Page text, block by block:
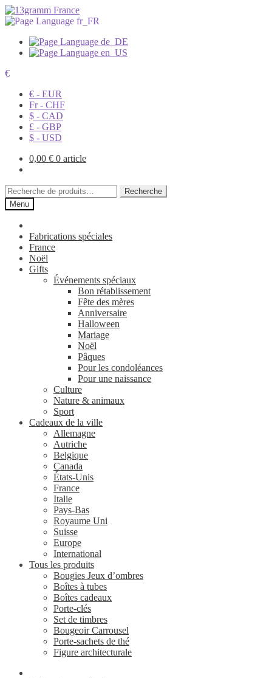
€
€ - EUR
Fr - CHF
$ - CAD
£ - GBP
$ - USD
0,00 € 0 article
Recherche
pour :
Recherche
Menu
Fabrications spéciales
France
Noël
Gifts
Événements spéciaux
Bon rétablissement
Fête des mères
Anniversaire
Halloween
Mariage
Noël
Pâques
Pour les condoléances
Pour une naissance
Culture
Nature & animaux
Sport
Cadeaux de la ville
Allemagne
Autriche
Belgique
Canada
États-Unis
France
Italie
Pays-Bas
Royaume Uni
Suisse
Europe
International
Tous les produits
Bougies Jeux d’ombres
Boîtes à tubes
Boîtes cadeaux
Porte-clés
Set de timbres
Bougeoir Carrousel
Porte-sachets de thé
Figure architecturale